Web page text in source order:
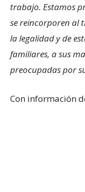
trabajo. Estamos
se reincorporen al
la legalidad y de
familiares, a sus
preocupadas por
Con información